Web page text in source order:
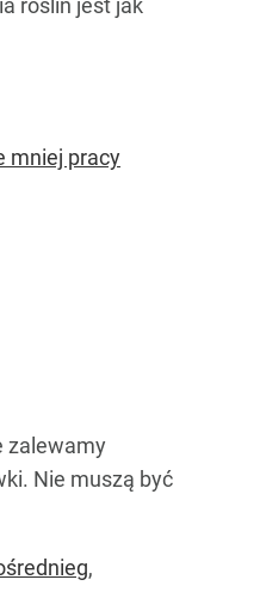
roślin jest jak
mniej pracy
zalewamy
Nie muszą być
,